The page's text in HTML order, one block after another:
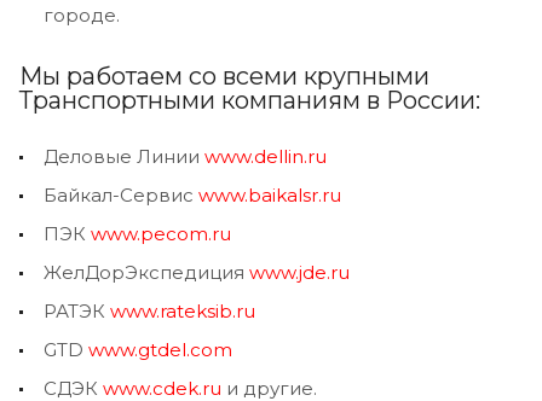
городе.
Мы работаем со всеми крупными
Транспортными компаниям в России:
Деловые Линии www.dellin.ru
Байкал-Сервис www.baikalsr.ru
ПЭК www.pecom.ru
ЖелДорЭкспедиция www.jde.ru
РАТЭК www.rateksib.ru
GTD www.gtdel.com
СДЭК www.cdek.ru и другие.